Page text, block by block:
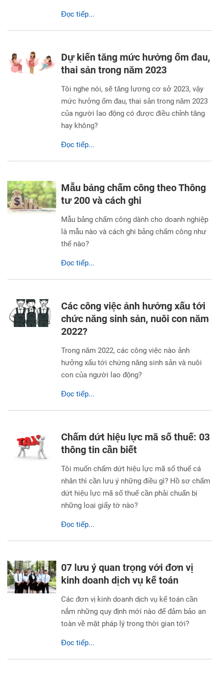
Đọc tiếp...
Dự kiến tăng mức hưởng ốm đau,
thai sản trong năm 2023
Tôi nghe nói, sẽ tăng lương cơ sở 2023, vậy
mức hưởng ốm đau, thai sản trong năm 2023
của người lao động có được điều chỉnh tăng
hay không?
Đọc tiếp...
Mẫu bảng chấm công theo Thông
tư 200 và cách ghi
Mẫu bảng chấm công dành cho doanh nghiệp
là mẫu nào và cách ghi bảng chấm công như
thế nào?
Đọc tiếp...
Các công việc ảnh hưởng xấu tới
chức năng sinh sản, nuôi con năm
2022?
Trong năm 2022, các công việc nào ảnh
hưởng xấu tới chứng năng sinh sản và nuôi
con của người lao động?
Đọc tiếp...
Chấm dứt hiệu lực mã số thuế: 03
thông tin cần biết
Tôi muốn chấm dứt hiệu lực mã số thuế cá
nhân thì cần lưu ý những điều gì? Hồ sơ chấm
dứt hiệu lực mã số thuế cần phải chuẩn bị
những loại giấy tờ nào?
Đọc tiếp...
07 lưu ý quan trọng với đơn vị
kinh doanh dịch vụ kế toán
Các đơn vị kinh doanh dịch vụ kế toán cần
nắm những quy định mới nào để đảm bảo an
toàn về mặt pháp lý trong thời gian tới?
Đọc tiếp...